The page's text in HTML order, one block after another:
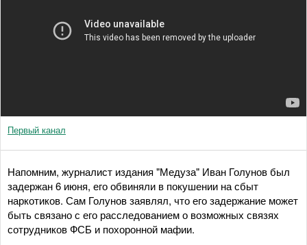
Первый канал
Напомним, журналист издания "Медуза" Иван Голунов был
задержан 6 июня, его обвиняли в покушении на сбыт
наркотиков. Сам Голунов заявлял, что его задержание может
быть связано с его расследованием о возможных связях
сотрудников ФСБ и похоронной мафии.